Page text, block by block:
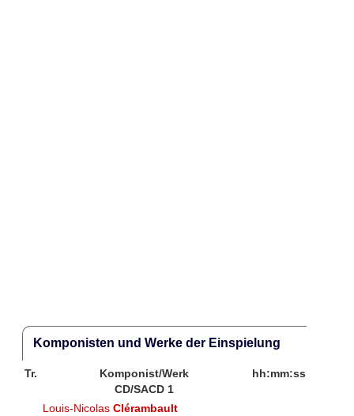
Komponisten und Werke der Einspielung
Tr. Komponist/Werk
hh:mm:ss
CD/SACD 1
Louis-NicolasClérambault